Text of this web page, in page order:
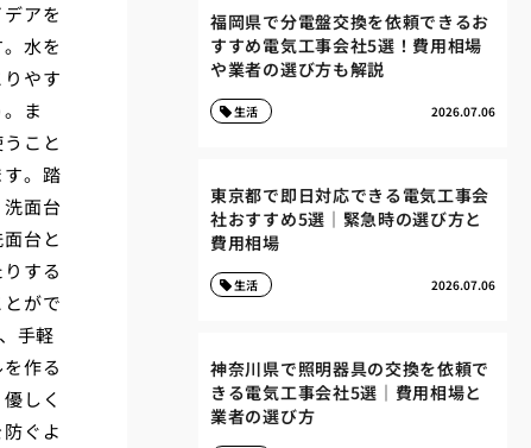
アを
水を
やす
ま
こと
。踏
面台
台と
する
がで
手軽
作る
しく
ぐよ
福岡県で分電盤交換を依頼できるお
すすめ電気工事会社5選！費用相場
や業者の選び方も解説
2026.07.06
生活
東京都で即日対応できる電気工事会
社おすすめ5選｜緊急時の選び方と
費用相場
2026.07.06
生活
神奈川県で照明器具の交換を依頼で
きる電気工事会社5選｜費用相場と
業者の選び方